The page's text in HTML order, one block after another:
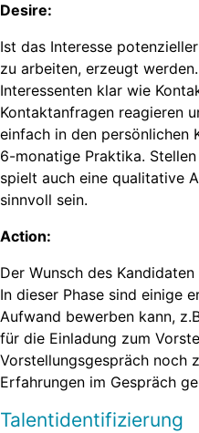
Desire:
Ist das Interesse
zu arbeiten, erzeugt
Interessenten klar wie
Kontaktanfragen reagieren
einfach in den persönlichen
6-monatige Praktika.
spielt auch eine qualitative
sinnvoll sein.
Action:
Der Wunsch des
In dieser Phase sind einige
Aufwand bewerben kann,
für die Einladung zum
Vorstellungsgespräch noch
Erfahrungen im Gespräch
Talentidentifizierung